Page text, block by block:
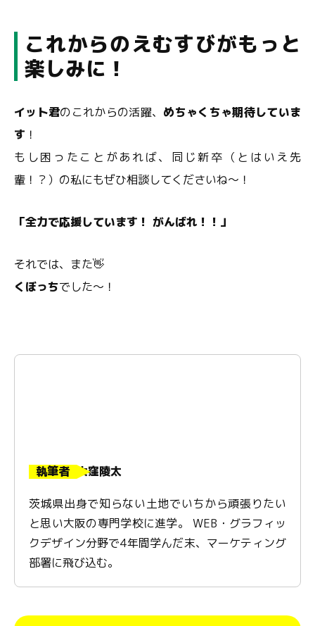
これからのえむすびがもっと
楽しみに！
イット君のこれからの活躍、 めちゃくちゃ期待していま
す ！
もし困ったことがあれば、同じ新卒（とはいえ先
輩！？）の私にもぜひ相談してくださいね～！
「全力で応援しています！ がんばれ！！」
それでは、また👋
くぼっちでした～！
執筆者 大窪陵太
茨城県出身で知らない土地でいちから頑張りたい
と思い大阪の専門学校に進学。 WEB・グラフィッ
クデザイン分野で4年間学んだ末、マーケティング
部署に飛び込む。